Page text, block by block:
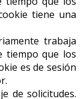
tiene una
trabaja
tiempo que los
es de sesión
de solicitudes.